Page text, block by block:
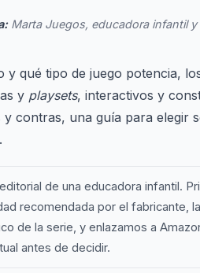
Marta Juegos, educadora infantil y
qué tipo de juego potencia,
y playsets, interactivos y
contras, una guía para elegir
de una educadora infantil.
recomendada por el fabricante,
de la serie, y enlazamos a
antes de decidir.